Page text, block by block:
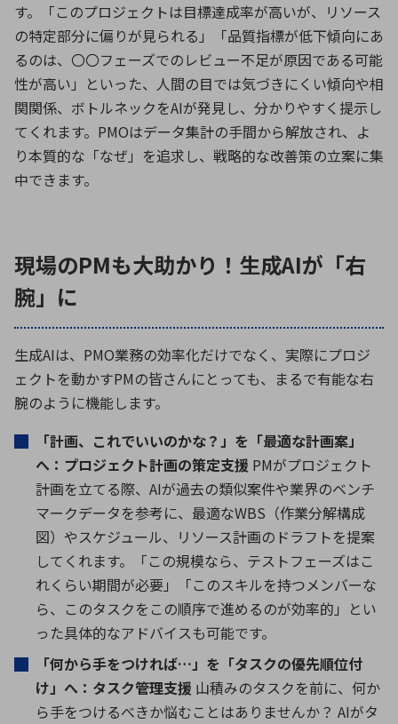
す。「このプロジェクトは目標達成率が高いが、リソース
の特定部分に偏りが見られる」「品質指標が低下傾向にあ
るのは、〇〇フェーズでのレビュー不足が原因である可能
性が高い」といった、人間の目では気づきにくい傾向や相
関関係、ボトルネックをAIが発見し、分かりやすく提示し
てくれます。 PMOはデータ集計の手間から解放され、よ
り本質的な「なぜ」を追求し、戦略的な改善策の立案に集
中できます。
現場のPMも大助かり！生成AIが「右
腕」に
生成AIは、 PMO業務の効率化だけでなく、実際にプロジ
ェクトを動かすPMの皆さんにとっても、まるで有能な右
腕のように機能します。
「計画、これでいいのかな？」を「最適な計画案」
へ：プロジェクト計画の策定支援 PMがプロジェクト
計画を立てる際、 AIが過去の類似案件や業界のベンチ
マークデータを参考に、最適なWBS （作業分解構成
図）やスケジュール、リソース計画のドラフトを提案
してくれます。「この規模なら、テストフェーズはこ
れくらい期間が必要」「このスキルを持つメンバーな
ら、このタスクをこの順序で進めるのが効率的」とい
った具体的なアドバイスも可能です。
「何から手をつければ…」を「タスクの優先順位付
け」へ：タスク管理支援 山積みのタスクを前に、何か
ら手をつけるべきか悩むことはありませんか？ AIがタ